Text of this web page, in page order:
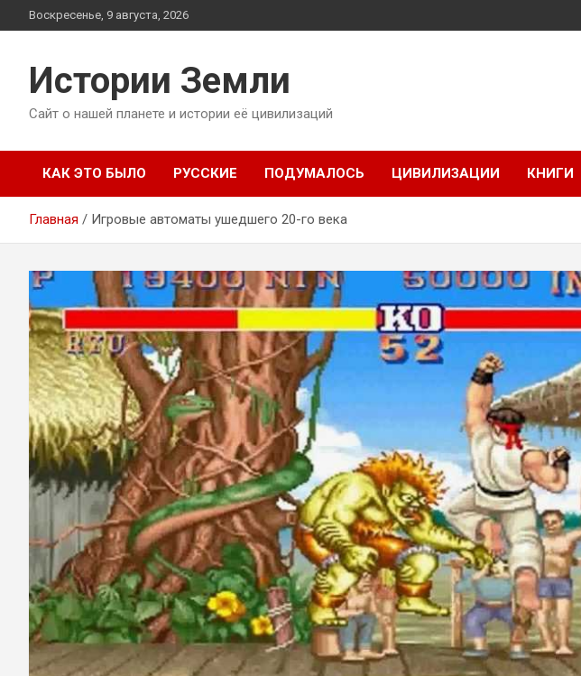
Перейти
к
Воскресенье, 9 августа, 2026
Истории Земли
Сайт о нашей планете и истории её цивилизаций
КАК ЭТО БЫЛО РУССКИЕ ПОДУМАЛОСЬ ЦИВИЛИЗАЦИИ КНИГИ
Главная Игровые автоматы ушедшего 20-го века